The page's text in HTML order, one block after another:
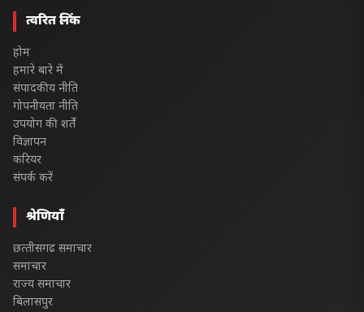
त्वरित लिंक
होम
हमारे बारे में
संपादकीय नीति
गोपनीयता नीति
उपयोग की शर्तें
विज्ञापन
करियर
संपर्क करें
श्रेणियाँ
छत्‍तीसगढ समाचार
समाचार
राज्य समाचार
बिलासपुर